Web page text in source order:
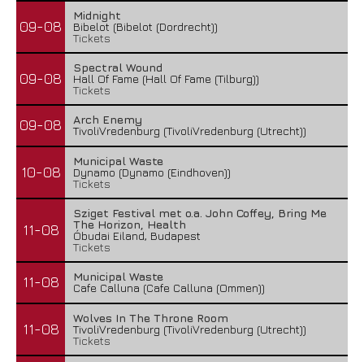
09-08
Midnight
Bibelot (Bibelot (Dordrecht))
Tickets
09-08
Spectral Wound
Hall Of Fame (Hall Of Fame (Tilburg))
Tickets
09-08
Arch Enemy
TivoliVredenburg (TivoliVredenburg (Utrecht))
10-08
Municipal Waste
Dynamo (Dynamo (Eindhoven))
Tickets
11-08
Sziget Festival met o.a. John Coffey, Bring Me
The Horizon, Health
Óbudai Eiland, Budapest
Tickets
11-08
Municipal Waste
Cafe Calluna (Cafe Calluna (Ommen))
11-08
Wolves In The Throne Room
TivoliVredenburg (TivoliVredenburg (Utrecht))
Tickets